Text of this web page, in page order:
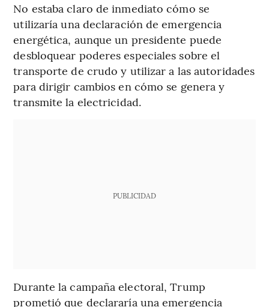
No estaba claro de inmediato cómo se
utilizaría una declaración de emergencia
energética, aunque un presidente puede
desbloquear poderes especiales sobre el
transporte de crudo y utilizar a las autoridades
para dirigir cambios en cómo se genera y
transmite la electricidad.
PUBLICIDAD
Durante la campaña electoral, Trump
prometió que declararía una emergencia